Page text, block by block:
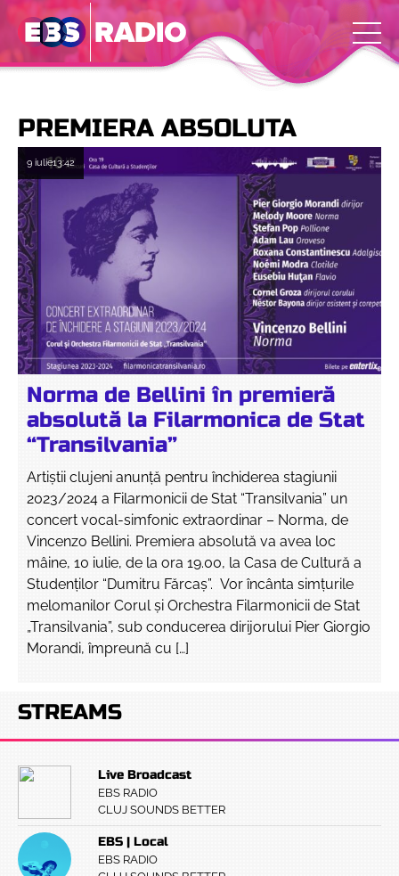
PREMIERA ABSOLUTA
9 iulie13:42
Norma de Bellini în premieră
absolută la Filarmonica de Stat
“Transilvania”
Artiştii clujeni anunţă pentru închiderea stagiunii
2023/2024 a Filarmonicii de Stat “Transilvania” un
concert vocal-simfonic extraordinar – Norma, de
Vincenzo Bellini. Premiera absolută va avea loc
mâine, 10 iulie, de la ora 19.00, la Casa de Cultură a
Studenţilor “Dumitru Fărcaş”. Vor încânta simţurile
melomanilor Corul şi Orchestra Filarmonicii de Stat
„Transilvania”, sub conducerea dirijorului Pier Giorgio
Morandi, împreună cu […]
STREAMS
Live Broadcast
EBS RADIO
CLUJ SOUNDS BETTER
EBS | Local
EBS RADIO